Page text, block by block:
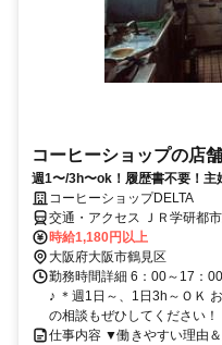
コーヒーショップの店
週1〜/3h〜ok！履歴書不要！主
コーヒーショップDELTA
交通・アクセス ＪＲ学研都
時給1,180円以上
大阪府大阪市鶴見区
勤務時間詳細 6：00～17：
♪ ＊週1日～、1日3h～ＯＫ
の相談もぜひしてください
仕事内容 ▼働きやすい理由